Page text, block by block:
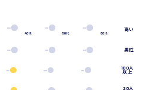
40代 50代 60代
高い
男性
100人
以上
20人